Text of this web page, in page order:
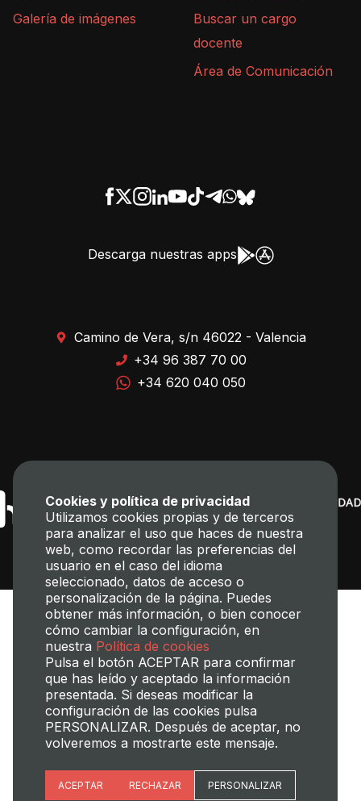
Galería de imágenes
Buscar un cargo
docente
Área de Comunicación
Descarga nuestras apps
Camino de Vera, s/n 46022 - Valencia
+34 96 387 70 00
+34 620 040 050
TransparenciaPerfil del contratanteMapa web
Política de cookiesPolítica de privacidadGestión de Cookies
Cookies y política de privacidad
Utilizamos cookies propias y de terceros
para analizar el uso que haces de nuestra
web, como recordar las preferencias del
usuario en el caso del idioma
seleccionado, datos de acceso o
personalización de la página. Puedes
obtener más información, o bien conocer
cómo cambiar la configuración, en
nuestra Política de cookies
Pulsa el botón ACEPTAR para confirmar
que has leído y aceptado la información
presentada. Si deseas modificar la
configuración de las cookies pulsa
PERSONALIZAR. Después de aceptar, no
volveremos a mostrarte este mensaje.
Esenciales
ACEPTAR RECHAZAR PERSONALIZAR